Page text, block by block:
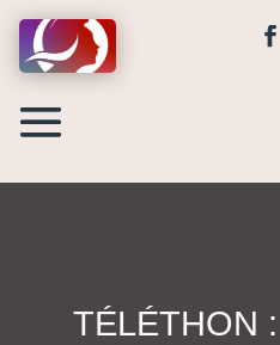
TÉLÉTHON :